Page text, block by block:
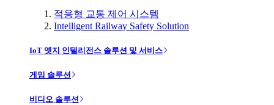
적응형 교통 제어 시스템
Intelligent Railway Safety Solution
IoT 엣지 인텔리전스 솔루션 및 서비스
게임 솔루션
비디오 솔루션